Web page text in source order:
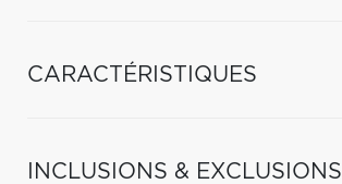
CARACTÉRISTIQUES
INCLUSIONS & EXCLUSIONS